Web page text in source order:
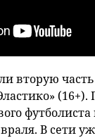
вторую часть
В сети